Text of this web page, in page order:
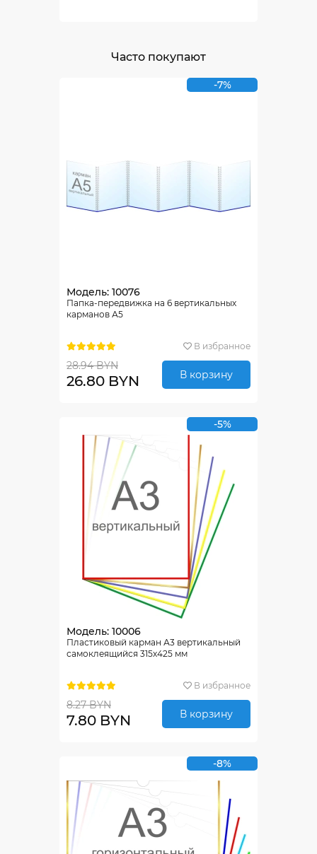
Часто покупают
-7%
Модель: 10076
Папка-передвижка на 6 вертикальных
карманов А5
В избранное
28.94 BYN
26.80 BYN В корзину
-5%
Модель: 10006
Пластиковый карман А3 вертикальный
самоклеящийся 315х425 мм
В избранное
8.27 BYN
7.80 BYN В корзину
-8%